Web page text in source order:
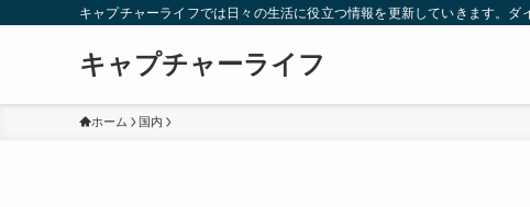
キャプチャーライフでは日々の生活に役立つ情報を更新していきます。
キャプチャーライフ
ホーム 国内